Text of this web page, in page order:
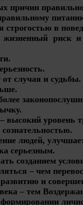
причин
строгостью в
риск и
случая и судьбы.
высокий уровень
людей,
серьезным.
созданием
– чем
и
– тем